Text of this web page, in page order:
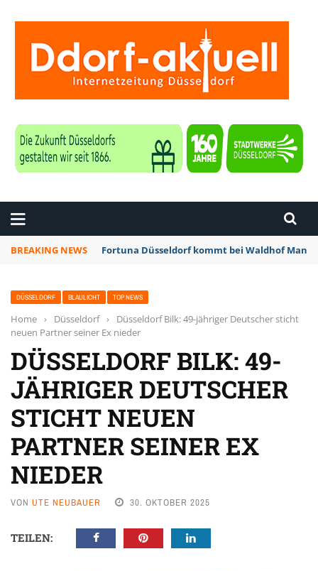
BREAKING NEWS Fortuna Düsseldorf kommt bei Waldhof
DÜSSELDORF BLAULICHT TOP NEWS
Home › Düsseldorf ›
Düsseldorf Bilk: 49-jähriger Deutscher sticht
neuen Partner seiner Ex nieder
DÜSSELDORF BILK: 49-
JÄHRIGER DEUTSCHER
STICHT NEUEN
PARTNER SEINER EX
NIEDER
VON UTE NEUBAUER 30. OKTOBER 2025
TEILEN: